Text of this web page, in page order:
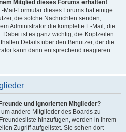
Mitglied dieses Forums erhalten!
Mail-Formular dieses Forums hat einige
die solche Nachrichten senden,
Administrator die komplette E-Mail, die
ist es ganz wichtig, die Kopfzeilen
Details über den Benutzer, der die
kann dann entsprechend reagieren.
und ignorierten Mitglieder?
andere Mitglieder des Boards zu
hinzufügen, werden in Ihrem
Zugriff aufgelistet. Sie sehen dort